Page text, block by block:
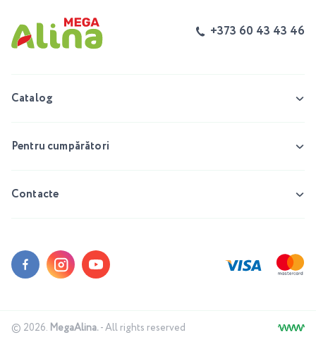
+373 60 43 43 46
Catalog
Pentru cumpărători
Contacte
© 2026. MegaAlina.- All rights reserved